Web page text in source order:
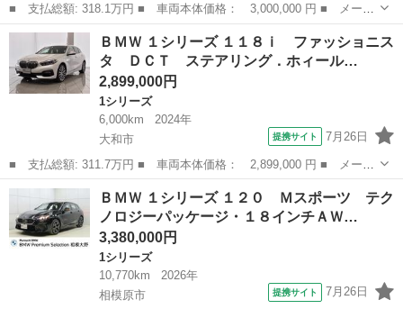
■ 支払総額: 318.1万円 ■ 車両本体価格： 3,000,000 円 ■ メーカ
ー名： ＢＭＷ ■ 車種名： １シリーズ ■ グレード名： １１８
ｄ プレイ 認定中古車 ランフラット タイア オートマチック
トランク...
神奈川 厚木市
ＢＭＷ １シリーズ １１８ｉ ファッショニス
タ ＤＣＴ ステアリング．ホィール…
2,899,000円
1シリーズ
6,000km
2024年
大和市
提携サイト 7月26日
■ 支払総額: 311.7万円 ■ 車両本体価格： 2,899,000 円 ■ メーカ
ー名： ＢＭＷ ■ 車種名： １シリーズ ■ グレード名： １１８
ｉ ファッショニスタ ＤＣＴ ステアリング．ホィール ヒータ
ー マルチ...
神奈川 大和市
ＢＭＷ １シリーズ １２０ Ｍスポーツ テク
ノロジーパッケージ・１８インチＡＷ…
3,380,000円
1シリーズ
10,770km
2026年
相模原市
提携サイト 7月26日